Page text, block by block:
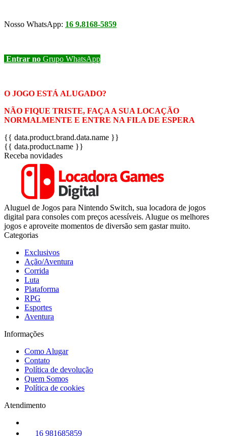
Nosso WhatsApp: 16 9.8168-5859
Entrar no Grupo WhatsApp
O JOGO ESTÁ ALUGADO?
NÃO FIQUE TRISTE, FAÇA A SUA LOCAÇÃO
NORMALMENTE E ENTRE NA FILA DE ESPERA
{{ data.product.brand.data.name }}
{{ data.product.name }}
Receba novidades
Aluguel de Jogos para Nintendo Switch, sua locadora de jogos
digital para consoles com preços acessíveis. Alugue os melhores
jogos e aproveite momentos de diversão sem gastar muito.
Categorias
Exclusivos
Ação/Aventura
Corrida
Luta
Plataforma
RPG
Esportes
Aventura
Informações
Como Alugar
Contato
Política de devolução
Quem Somos
Política de cookies
Atendimento
16 981685859